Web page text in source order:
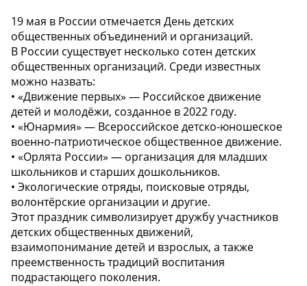
19 мая в России отмечается День детских
общественных объединений и организаций.
В России существует несколько сотен детских
общественных организаций. Среди известных
можно назвать:
• «Движение первых» — Российское движение
детей и молодёжи, созданное в 2022 году.
• «Юнармия» — Всероссийское детско-юношеское
военно-патриотическое общественное движение.
• «Орлята России» — организация для младших
школьников и старших дошкольников.
• Экологические отряды, поисковые отряды,
волонтёрские организации и другие.
Этот праздник символизирует дружбу участников
детских общественных движений,
взаимопонимание детей и взрослых, а также
преемственность традиций воспитания
подрастающего поколения.